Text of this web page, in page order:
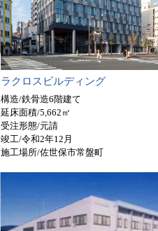
ラクロスビルディング
構造/鉄骨造6階建て
延床面積/5,662㎡
受注形態/元請
竣工/令和2年12月
施工場所/佐世保市常盤町